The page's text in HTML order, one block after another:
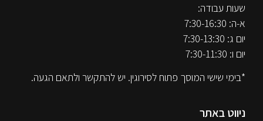
שעות עבודה:
א-ה: 7:30-16:30
יום ג: 7:30-13:30
יום ו: 7:30-11:30
*בימי שישי המוסך פתוח לסירוגין. יש להתקשר ולתאם הגעה.
ניווט באתר